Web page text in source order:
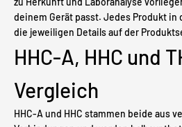
deinem Gerät passt. Jedes Produkt
die jeweiligen Details auf der
HHC-A, HHC und
Vergleich
HHC-A und HHC stammen beide aus